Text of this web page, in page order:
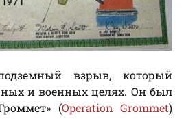
взрыв, который
и военных целях. Он был
(Operation Grommet)